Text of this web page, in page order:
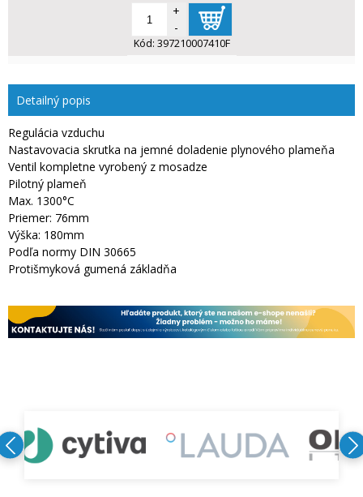
+
-
Kód: 397210007410F
Detailný popis
Regulácia vzduchu
Nastavovacia skrutka na jemné doladenie plynového plameňa
Ventil kompletne vyrobený z mosadze
Pilotný plameň
Max. 1300°C
Priemer: 76mm
Výška: 180mm
Podľa normy DIN 30665
Protišmyková gumená základňa